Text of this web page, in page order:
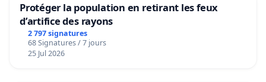
Protéger la population en retirant les feux
d’artifice des rayons
2 797 signatures
68 Signatures / 7 jours
25 Jul 2026